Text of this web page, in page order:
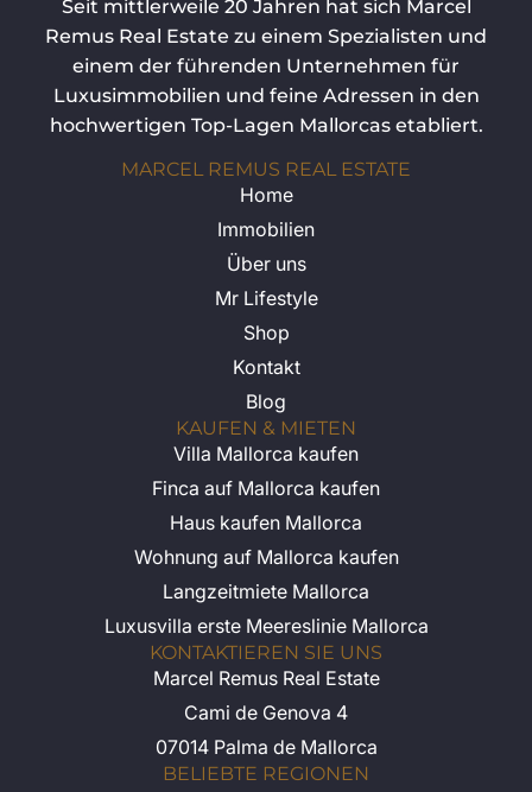
Seit mittlerweile 20 Jahren hat sich Marcel
Remus Real Estate zu einem Spezialisten und
einem der führenden Unternehmen für
Luxusimmobilien und feine Adressen in den
hochwertigen Top-Lagen Mallorcas etabliert.
MARCEL REMUS REAL ESTATE
Home
Immobilien
Über uns
Mr Lifestyle
Shop
Kontakt
Blog
KAUFEN & MIETEN
Villa Mallorca kaufen
Finca auf Mallorca kaufen
Haus kaufen Mallorca
Wohnung auf Mallorca kaufen
Langzeitmiete Mallorca
Luxusvilla erste Meereslinie Mallorca
KONTAKTIEREN SIE UNS
Marcel Remus Real Estate
Cami de Genova 4
07014 Palma de Mallorca
BELIEBTE REGIONEN